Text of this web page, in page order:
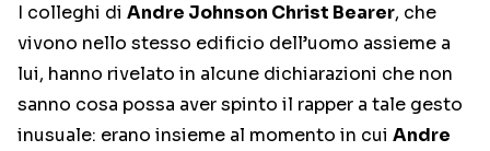
I colleghi di Andre Johnson Christ Bearer, che
vivono nello stesso edificio dell’uomo assieme a
lui, hanno rivelato in alcune dichiarazioni che non
sanno cosa possa aver spinto il rapper a tale gesto
inusuale: erano insieme al momento in cui Andre